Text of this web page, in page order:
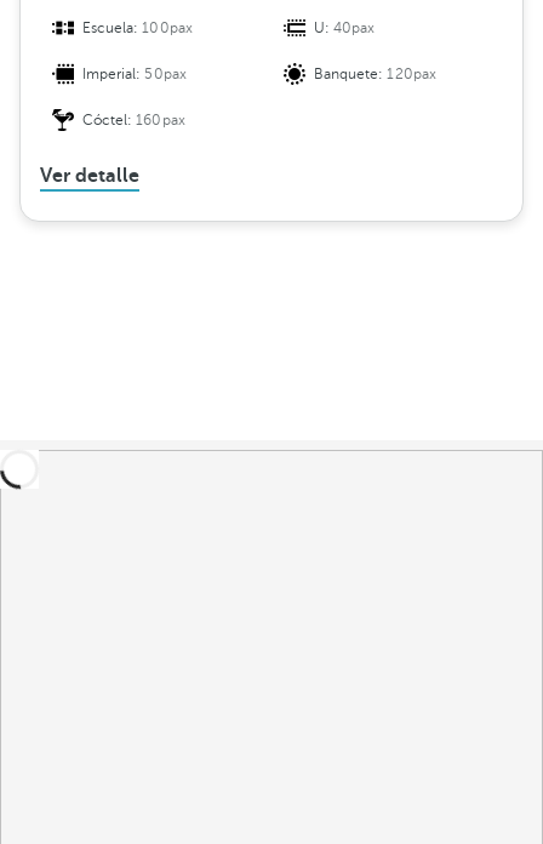
Escuela:100pax U:40pax
Imperial: 50pax Banquete:120pax
Cóctel:160pax
Ver detalle